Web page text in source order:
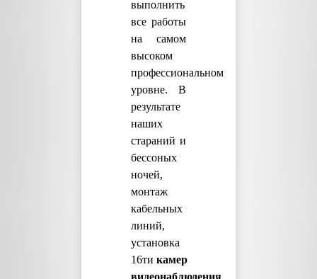
выполнить
все работы
на самом
высоком
профессиональном
уровне. В
результате
наших
стараний и
бессоных
ночей,
монтаж
кабельных
линий,
установка
16ти камер
видеонаблюдения